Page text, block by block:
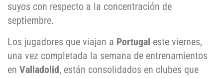
suyos con respecto a la concentración de
septiembre.
Los jugadores que viajan a Portugal este viernes,
una vez completada la semana de entrenamientos
en Valladolid, están consolidados en clubes que